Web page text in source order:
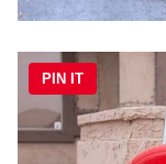
PIN IT